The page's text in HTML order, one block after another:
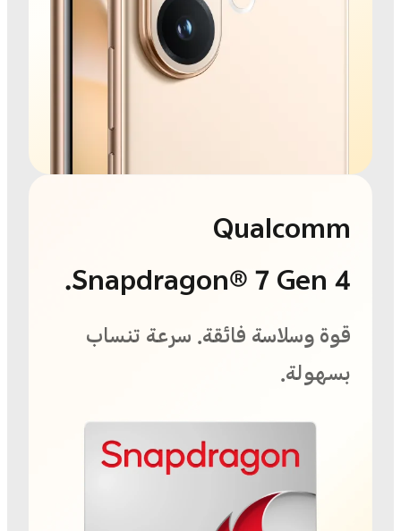
Qualcomm
Snapdragon® 7 Gen 4.
قوة وسلاسة فائقة. سرعة تنساب
بسهولة.